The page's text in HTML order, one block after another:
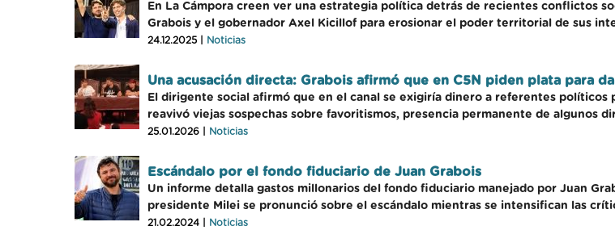
En La Cámpora creen ver una estrategia política detrás de recientes conflictos
Grabois y el gobernador Axel Kicillof para erosionar el poder territorial de sus
24.12.2025 | Noticias
Una acusación directa: Grabois afirmó que en C5N piden plata para
El dirigente social afirmó que en el canal se exigiría dinero a referentes
reavivó viejas sospechas sobre favoritismos, presencia permanente de algunos
25.01.2026 | Noticias
Escándalo por el fondo fiduciario de Juan Grabois
Un informe detalla gastos millonarios del fondo fiduciario manejado por Juan
presidente Milei se pronunció sobre el escándalo mientras se intensifican las
21.02.2024 | Noticias